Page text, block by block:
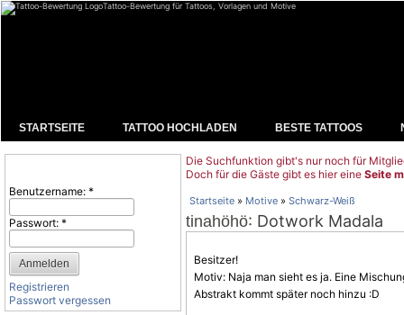
Tattoo-Bewertung für Tattoos, Vorlagen und Motive
STARTSEITE TATTOO HOCHLADEN BESTE TATTOOS
Benutzername: *
Passwort: *
Registrieren
Passwort vergessen
Die Suchfunktion gibt's nur noch für
Doch für die Gäste gibt es hier eine Seite
Startseite » Motive » Schwarz-Weiß
tinahöhö: Dotwork Madala
Besitzer!
Motiv: Naja man sieht es ja. Eine
Abstrakt kommt später noch hinzu :D